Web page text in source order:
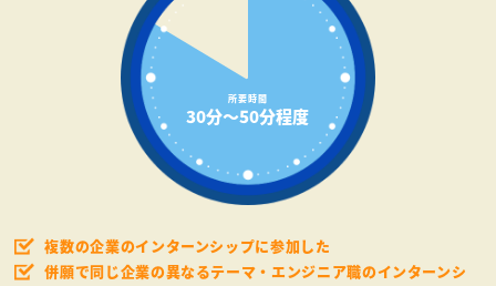
所要時間
30分〜50分程度
複数の企業のインターンシップに参加した
併願で同じ企業の異なるテーマ・エンジニア職のインターンシ